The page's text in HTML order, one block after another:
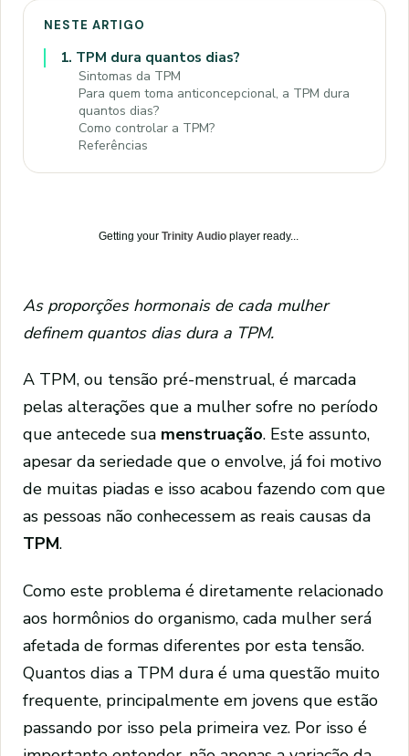
NESTE ARTIGO
1. TPM dura quantos dias?
Sintomas da TPM
Para quem toma anticoncepcional, a TPM dura
quantos dias?
Como controlar a TPM?
Referências
Getting your Trinity Audio player ready...
As proporções hormonais de cada mulher
definem quantos dias dura a TPM.
A TPM, ou tensão pré-menstrual, é marcada
pelas alterações que a mulher sofre no período
que antecede sua menstruação. Este assunto,
apesar da seriedade que o envolve, já foi motivo
de muitas piadas e isso acabou fazendo com que
as pessoas não conhecessem as reais causas da
TPM.
Como este problema é diretamente relacionado
aos hormônios do organismo, cada mulher será
afetada de formas diferentes por esta tensão.
Quantos dias a TPM dura é uma questão muito
frequente, principalmente em jovens que estão
passando por isso pela primeira vez. Por isso é